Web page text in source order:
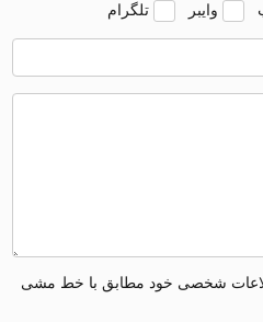
وایبر تلگرام
شخصی خود مطابق با خط مشی